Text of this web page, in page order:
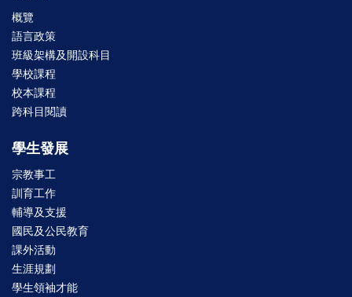
概覽
語言政策
班級架構及開設科目
學校課程
校本課程
跨科目閱讀
學生發展
宗教事工
訓育工作
輔導及支援
國民及公民教育
課外活動
生涯規劃
學生領袖才能